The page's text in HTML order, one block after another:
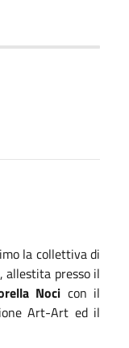
la collettiva di
, allestita presso il
Noci con il
Art-Art ed il